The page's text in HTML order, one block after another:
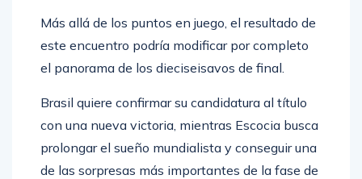
Más allá de los puntos en juego, el resultado de
este encuentro podría modificar por completo
el panorama de los dieciseisavos de final.
Brasil quiere confirmar su candidatura al título
con una nueva victoria, mientras Escocia busca
prolongar el sueño mundialista y conseguir una
de las sorpresas más importantes de la fase de